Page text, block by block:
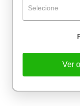
Excelência no
Selecione
Ver